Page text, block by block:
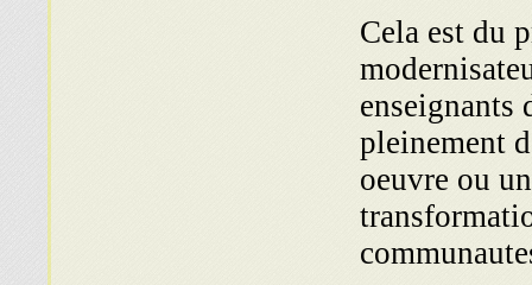
Cela est du
pleinement
oeuvre ou